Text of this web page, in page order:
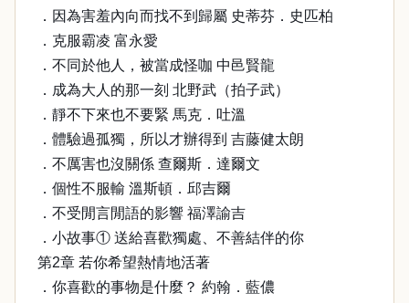
．因為害羞內向而找不到歸屬 史蒂芬．史匹柏
．克服霸凌 富永愛
．不同於他人，被當成怪咖 中邑賢龍
．成為大人的那一刻 北野武（拍子武）
．靜不下來也不要緊 馬克．吐溫
．體驗過孤獨，所以才辦得到 吉藤健太朗
．不厲害也沒關係 查爾斯．達爾文
．個性不服輸 溫斯頓．邱吉爾
．不受閒言閒語的影響 福澤諭吉
．小故事① 送給喜歡獨處、不善結伴的你
第2章 若你希望熱情地活著
．你喜歡的事物是什麼？ 約翰．藍儂